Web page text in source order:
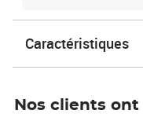
Caractéristiques
Nos clients